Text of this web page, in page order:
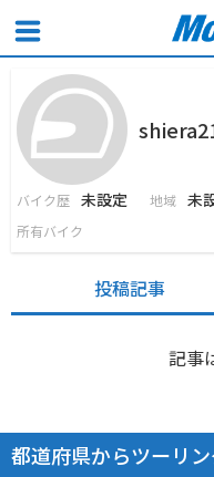
バイク歴 未設定 地域 未
所有バイク
投稿記事
記事
都道府県からツーリ